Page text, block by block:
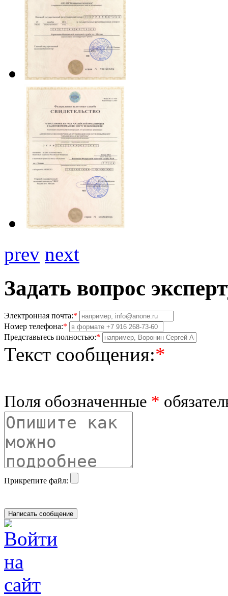
prev next
Задать вопрос
Электронная почта:*
Номер телефона:*
Представьтесь полностью:*
Текст сообщения:*
Поля обозначенные *
Прикрепите файл: